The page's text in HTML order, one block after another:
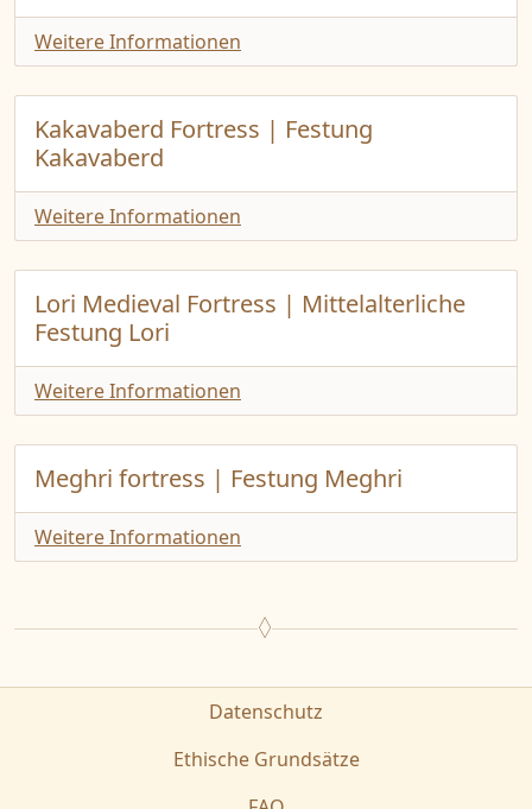
Weitere Informationen
Kakavaberd Fortress | Festung
Kakavaberd
Weitere Informationen
Lori Medieval Fortress | Mittelalterliche
Festung Lori
Weitere Informationen
Meghri fortress | Festung Meghri
Weitere Informationen
Datenschutz
Ethische Grundsätze